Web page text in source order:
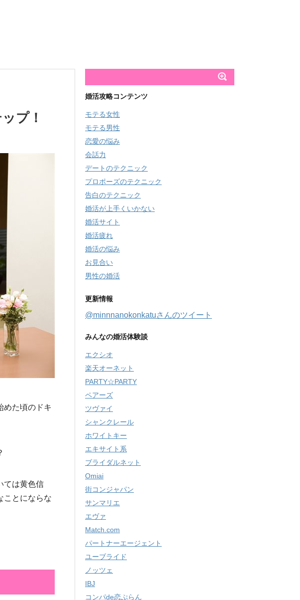
プ！
めた頃のドキ
ては黄色信
ことにならな
婚活攻略コンテンツ
モテる女性
モテる男性
恋愛の悩み
会話力
デートのテクニック
プロポーズのテクニック
告白のテクニック
婚活が上手くいかない
婚活サイト
婚活疲れ
婚活の悩み
お見合い
男性の婚活
更新情報
@minnnanokonkatuさんのツイート
みんなの婚活体験談
エクシオ
楽天オーネット
PARTY☆PARTY
ペアーズ
ツヴァイ
シャンクレール
ホワイトキー
エキサイト系
ブライダルネット
Omiai
街コンジャパン
サンマリエ
エヴァ
Match.com
パートナーエージェント
ユーブライド
ノッツェ
IBJ
コンパde恋ぷらん